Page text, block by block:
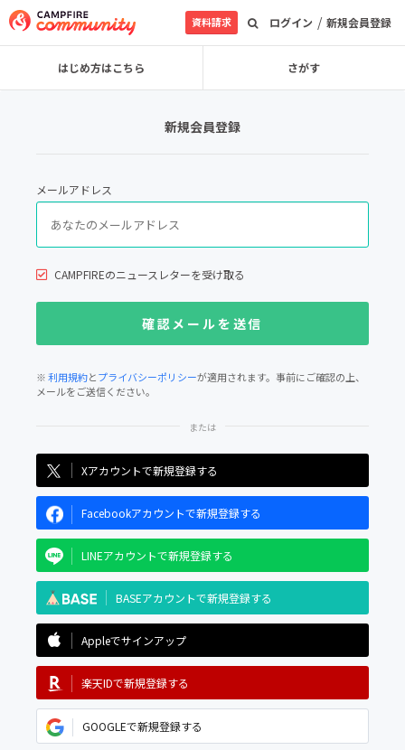
ログイン / 新規会員登録
資料請求
はじめ方はこちら さがす
新規会員登録
メールアドレス
CAMPFIREのニュースレターを受け取る
※利用規約とプライバシーポリシーが適用されます。事前にご確認の上、
メールをご送信ください。
Xアカウントで新規登録する
Facebookアカウントで新規登録する
LINEアカウントで新規登録する
BASEアカウントで新規登録する
Appleでサインアップ
楽天IDで新規登録する
GOOGLEで新規登録する